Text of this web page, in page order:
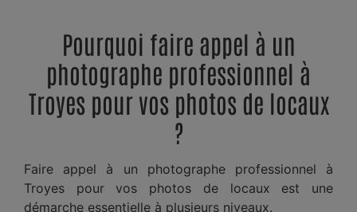
Pourquoi faire appel à un
photographe professionnel à
Troyes pour vos photos de locaux
?
Faire appel à un photographe professionnel à
Troyes pour vos photos de locaux est une
démarche essentielle à plusieurs niveaux.